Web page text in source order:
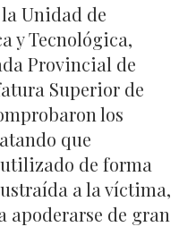
Unidad de
y Tecnológica,
Provincial de
Superior de
los
que
de forma
a la víctima,
apoderarse de gran